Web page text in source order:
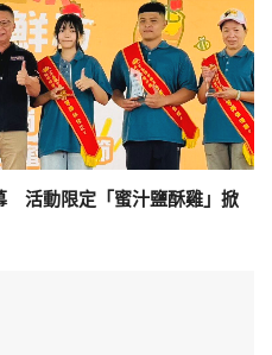
活動限定「蜜汁鹽酥雞」掀